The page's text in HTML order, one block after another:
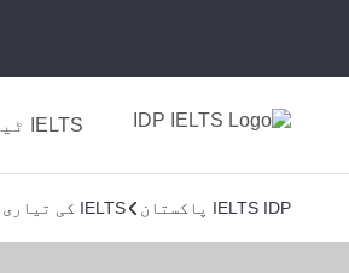
IELTS ٹیسٹس
IELTS IDP پاکستان IELTS کی تیاری کریں